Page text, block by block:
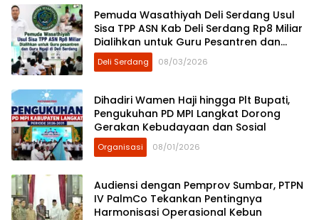
Pemuda Wasathiyah Deli Serdang Usul
Sisa TPP ASN Kab Deli Serdang Rp8 Miliar
Dialihkan untuk Guru Pesantren dan
Guru Ngaji
Deli Serdang 08/03/2026
Dihadiri Wamen Haji hingga Plt Bupati,
Pengukuhan PD MPI Langkat Dorong
Gerakan Kebudayaan dan Sosial
Organisasi 08/01/2026
Audiensi dengan Pemprov Sumbar, PTPN
IV PalmCo Tekankan Pentingnya
Harmonisasi Operasional Kebun